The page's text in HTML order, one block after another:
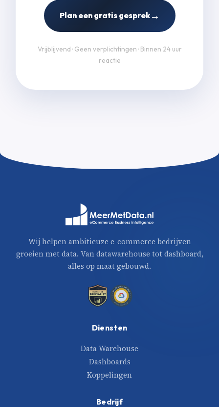
Plan een gratis gesprek→
Vrijblijvend · Geen verplichtingen · Binnen 24 uur
reactie
Wij helpen ambitieuze e-commerce bedrijven
groeien met data. Van datawarehouse tot dashboard,
alles op maat gebouwd.
Diensten
Data Warehouse
Dashboards
Koppelingen
Bedrijf